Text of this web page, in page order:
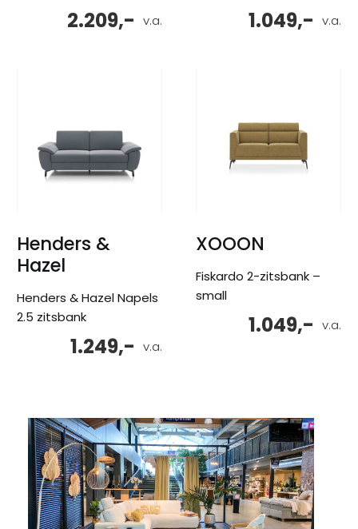
v.a.
2.209,-
v.a.
1.049,-
Henders &
Hazel
Henders & Hazel Napels
2.5 zitsbank
v.a.
1.249,-
XOOON
Fiskardo 2-zitsbank –
small
v.a.
1.049,-